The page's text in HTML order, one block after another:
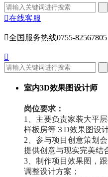
在线客服
全国服务热线0755-82567805

室内3D效果图设计师
岗位要求：
1、主要负责家装大平
样板房等３D效果图设
2、参与项目创意策划
提供创意与现实完美结
3、制作项目效果图，
调整设计方案；